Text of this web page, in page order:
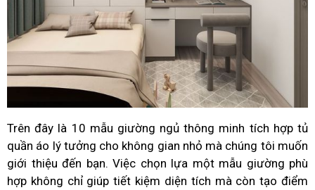
Trên đây là 10 mẫu giường ngủ thông minh tích hợp tủ
quần áo lý tưởng cho không gian nhỏ mà chúng tôi muốn
giới thiệu đến bạn. Việc chọn lựa một mẫu giường phù
hợp không chỉ giúp tiết kiệm diện tích mà còn tạo điểm